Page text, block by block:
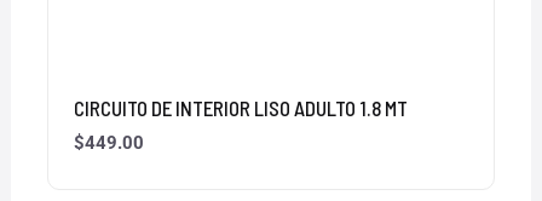
CIRCUITO DE INTERIOR LISO ADULTO 1.8 MT
$449.00